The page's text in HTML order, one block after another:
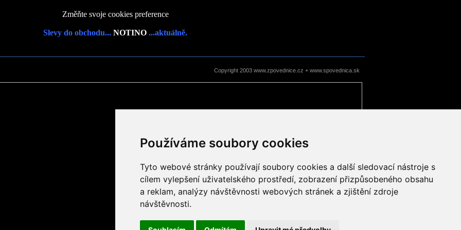
Používáme soubory cookies
Tyto webové stránky používají soubory cookies a další sledovací nástroje s
cílem vylepšení uživatelského prostředí, zobrazení přizpůsobeného obsahu
a reklam, analýzy návštěvnosti webových stránek a zjištění zdroje
návštěvnosti.
Změňte svoje cookies preference
Slevy do obchodu... NOTINO ...aktuálně.
Copyright 2003 www.zpovednice.cz + www.spovednica.sk